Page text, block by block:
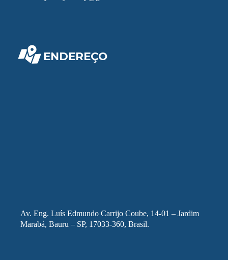
ENDEREÇO
Av. Eng. Luís Edmundo Carrijo Coube, 14-01 – Jardim
Marabá, Bauru – SP, 17033-360, Brasil.